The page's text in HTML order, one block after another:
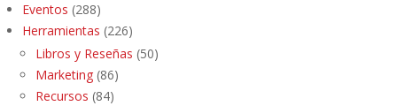
Eventos (288)
Herramientas (226)
Libros y Reseñas (50)
Marketing (86)
Recursos (84)